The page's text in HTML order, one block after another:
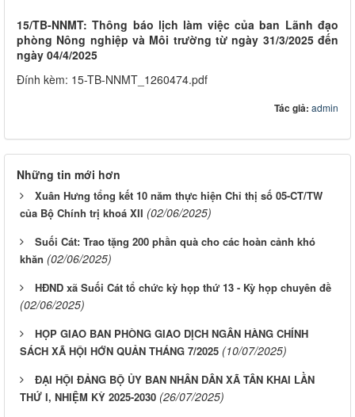
15/TB-NNMT: Thông báo lịch làm việc của ban Lãnh đạo
phòng Nông nghiệp và Môi trường từ ngày 31/3/2025 đến
ngày 04/4/2025
Đính kèm: 15-TB-NNMT_1260474.pdf
Tác giả: admin
Những tin mới hơn
Xuân Hưng tổng kết 10 năm thực hiện Chỉ thị số 05-CT/TW
của Bộ Chính trị khoá XII (02/06/2025)
Suối Cát: Trao tặng 200 phần quà cho các hoàn cảnh khó
khăn (02/06/2025)
HĐND xã Suối Cát tổ chức kỳ họp thứ 13 - Kỳ họp chuyên đề
(02/06/2025)
HỌP GIAO BAN PHÒNG GIAO DỊCH NGÂN HÀNG CHÍNH
SÁCH XÃ HỘI HỚN QUẢN THÁNG 7/2025 (10/07/2025)
ĐẠI HỘI ĐẢNG BỘ ỦY BAN NHÂN DÂN XÃ TÂN KHAI LẦN
THỨ I, NHIỆM KỲ 2025-2030 (26/07/2025)